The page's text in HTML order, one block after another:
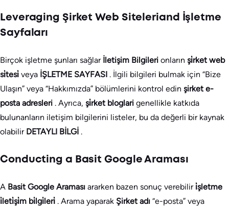
Leveraging Şirket Web Siteleriand İşletme
Sayfaları
Birçok işletme şunları sağlar İletişim Bilgileri onların şi̇rket web
si̇tesi̇ veya İŞLETME SAYFASI . İlgili bilgileri bulmak için “Bize
Ulaşın” veya “Hakkımızda” bölümlerini kontrol edin şirket e-
posta adresleri . Ayrıca, şi̇rket bloglari genellikle katkıda
bulunanların iletişim bilgilerini listeler, bu da değerli bir kaynak
olabilir DETAYLI BİLGİ .
Conducting a Basit Google Araması
A Basit Google Araması ararken bazen sonuç verebilir i̇şletme
i̇leti̇şi̇m bi̇lgi̇leri̇ . Arama yaparak Şirket adı “e-posta” veya